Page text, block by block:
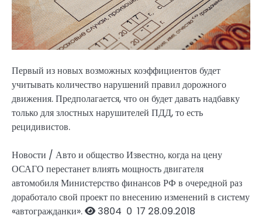
Первый из новых возможных коэффициентов будет
учитывать количество нарушений правил дорожного
движения. Предполагается, что он будет давать надбавку
только для злостных нарушителей ПДД, то есть
рецидивистов.
Новости / Авто и обществоИзвестно, когда на цену
ОСАГО перестанет влиять мощность двигателя
автомобиляМинистерство финансов РФ в очередной раз
доработало свой проект по внесению изменений в систему
«автогражданки».
3804 0 17 28.09.2018